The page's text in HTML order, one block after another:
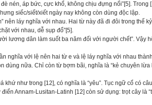
nén, áp bức, cực khổ, không chịu đựng nổi”[5]. Trong
siếc/siết/xiết ngày nay không còn dùng độc lập.
nên láy nghĩa với nhau. Hai từ này đã đi đôi trong thế
với nhau, dễ sụp đổ”[5].
lương dân làm suốt ba năm đối với người chết”. Vậy
nghĩa với lệ nên hai từ e và lệ láy nghĩa với nhau
dùng nữa. Chỉ còn từ bợm bãi, nghĩa là “kẻ chuyên
như trong [12], có nghĩa là “yêu”. Tục ngữ cổ có
Annam-Lusitan-Latinh [12] còn sử dụng: trọt cây là